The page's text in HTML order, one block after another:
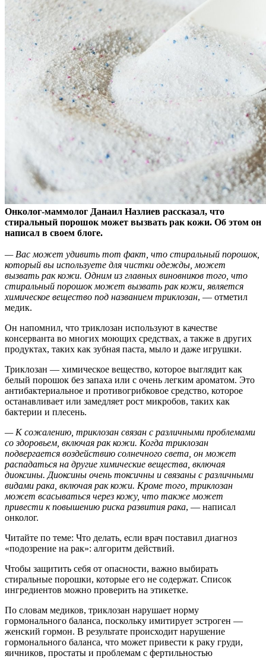
Онколог-маммолог Данаил Назлиев рассказал, что
стиральный порошок может вызвать рак кожи. Об этом он
написал в своем блоге.
— Вас может удивить тот факт, что стиральный порошок,
который вы используете для чистки одежды, может
вызвать рак кожи. Одним из главных виновников того, что
стиральный порошок может вызвать рак кожи, является
химическое вещество под названием триклозан, — отметил
медик.
Он напомнил, что триклозан используют в качестве
консерванта во многих моющих средствах, а также в других
продуктах, таких как зубная паста, мыло и даже игрушки.
Триклозан — химическое вещество, которое выглядит как
белый порошок без запаха или с очень легким ароматом. Это
антибактериальное и противогрибковое средство, которое
останавливает или замедляет рост микробов, таких как
бактерии и плесень.
— К сожалению, триклозан связан с различными проблемами
со здоровьем, включая рак кожи. Когда триклозан
подвергается воздействию солнечного света, он может
распадаться на другие химические вещества, включая
диоксины. Диоксины очень токсичны и связаны с различными
видами рака, включая рак кожи. Кроме того, триклозан
может всасываться через кожу, что также может
привести к повышению риска развития рака, — написал
онколог.
Читайте по теме: Что делать, если врач поставил диагноз
«подозрение на рак»: алгоритм действий.
Чтобы защитить себя от опасности, важно выбирать
стиральные порошки, которые его не содержат. Список
ингредиентов можно проверить на этикетке.
По словам медиков, триклозан нарушает норму
гормонального баланса, поскольку имитирует эстроген —
женский гормон. В результате происходит нарушение
гормонального баланса, что может привести к раку груди,
яичников, простаты и проблемам с фертильностью